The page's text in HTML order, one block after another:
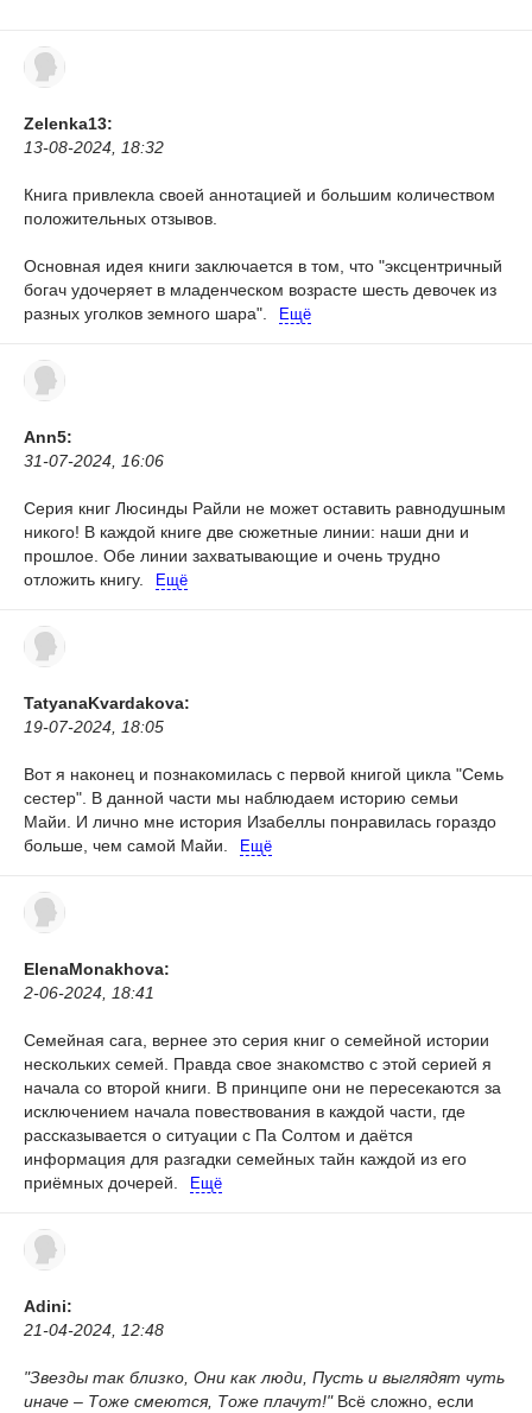
Zelenka13:
13-08-2024, 18:32
Книга привлекла своей аннотацией и большим количеством
положительных отзывов.
Основная идея книги заключается в том, что "эксцентричный
богач удочеряет в младенческом возрасте шесть девочек из
разных уголков земного шара".
Ещё
Ann5:
31-07-2024, 16:06
Серия книг Люсинды Райли не может оставить равнодушным
никого! В каждой книге две сюжетные линии: наши дни и
прошлое. Обе линии захватывающие и очень трудно
отложить книгу.
Ещё
TatyanaKvardakova:
19-07-2024, 18:05
Вот я наконец и познакомилась с первой книгой цикла "Семь
сестер". В данной части мы наблюдаем историю семьи
Майи. И лично мне история Изабеллы понравилась гораздо
больше, чем самой Майи.
Ещё
ElenaMonakhova:
2-06-2024, 18:41
Семейная сага, вернее это серия книг о семейной истории
нескольких семей. Правда свое знакомство с этой серией я
начала со второй книги. В принципе они не пересекаются за
исключением начала повествования в каждой части, где
рассказывается о ситуации с Па Солтом и даётся
информация для разгадки семейных тайн каждой из его
приёмных дочерей.
Ещё
Adini:
21-04-2024, 12:48
"Звезды так близко, Они как люди, Пусть и выглядят чуть
иначе – Тоже смеются, Тоже плачут!" Всё сложно, если